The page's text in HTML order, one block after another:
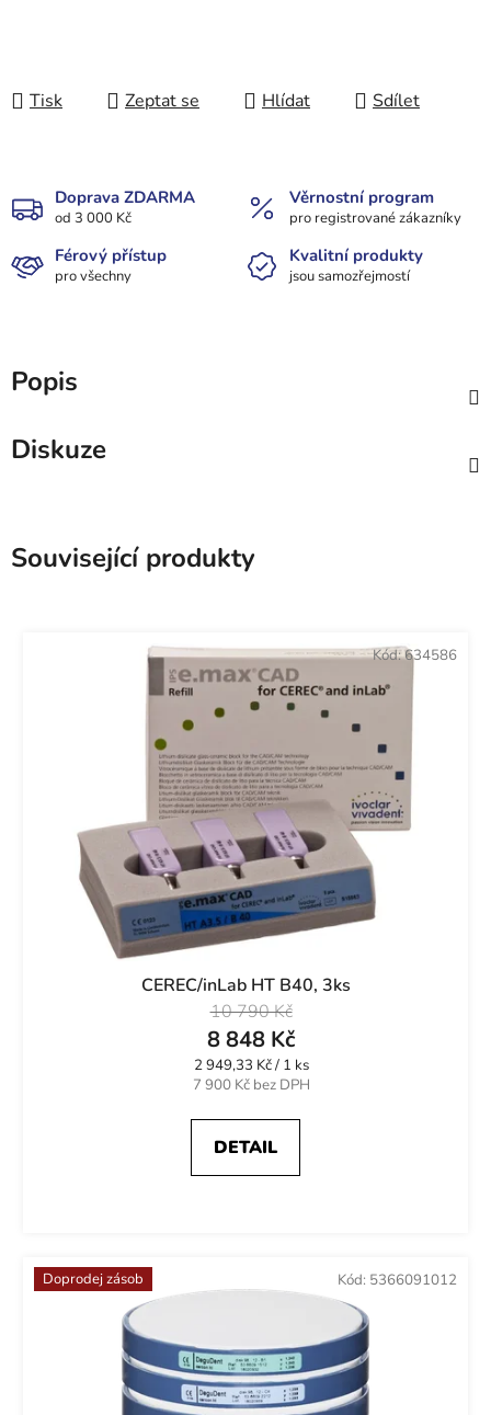
Tisk Zeptat se Hlídat Sdílet
Doprava ZDARMA
od 3 000 Kč
Věrnostní program
pro registrované zákazníky
Férový přístup
pro všechny
Kvalitní produkty
jsou samozřejmostí
Popis
Diskuze
Související produkty
CEREC/inLab HT B40, 3ks
7 900 Kč bez DPH
8 848 Kč
10 790 Kč
Měrná
cena:
2 949,33 Kč / 1 ks
DETAIL
Kód:634586
Doprodej zásob Kód: 5366091012